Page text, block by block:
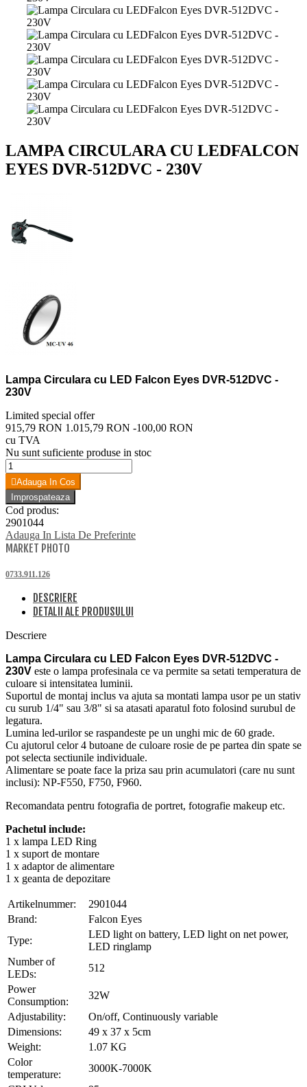
LAMPA CIRCULARA CU LEDFALCON
EYES DVR-512DVC - 230V
Lampa Circulara cu LED Falcon Eyes DVR-512DVC -
230V
Limited special offer
915,79 RON 1.015,79 RON -100,00 RON
cu TVA
Nu sunt suficiente produse in stoc
Adauga In Cos
Cod produs:
2901044
Adauga In Lista De Preferinte
MARKET PHOTO
0733.911.126
DESCRIERE
DETALII ALE PRODUSULUI
Descriere
Lampa Circulara cu LED Falcon Eyes DVR-512DVC -
230V este o lampa profesinala ce va permite sa setati temperatura de
culoare si intensitatea luminii.
Suportul de montaj inclus va ajuta sa montati lampa usor pe un stativ
cu surub 1/4" sau 3/8" si sa atasati aparatul foto folosind surubul de
legatura.
Lumina led-urilor se raspandeste pe un unghi mic de 60 grade.
Cu ajutorul celor 4 butoane de culoare rosie de pe partea din spate se
pot selecta sectiunile individuale.
Alimentare se poate face la priza sau prin acumulatori (care nu sunt
inclusi): NP-F550, F750, F960.
Recomandata pentru fotografia de portret, fotografie makeup etc.
Pachetul include:
1 x lampa LED Ring
1 x suport de montare
1 x adaptor de alimentare
1 x geanta de depozitare
Artikelnummer:
2901044
Brand:
Falcon Eyes
Type:
LED light on battery, LED light on net power,
LED ringlamp
Number of
LEDs:
512
Power
Consumption:
32W
Adjustability:
On/off, Continuously variable
Dimensions:
49 x 37 x 5cm
Weight:
1.07 KG
Color
temperature:
3000K-7000K